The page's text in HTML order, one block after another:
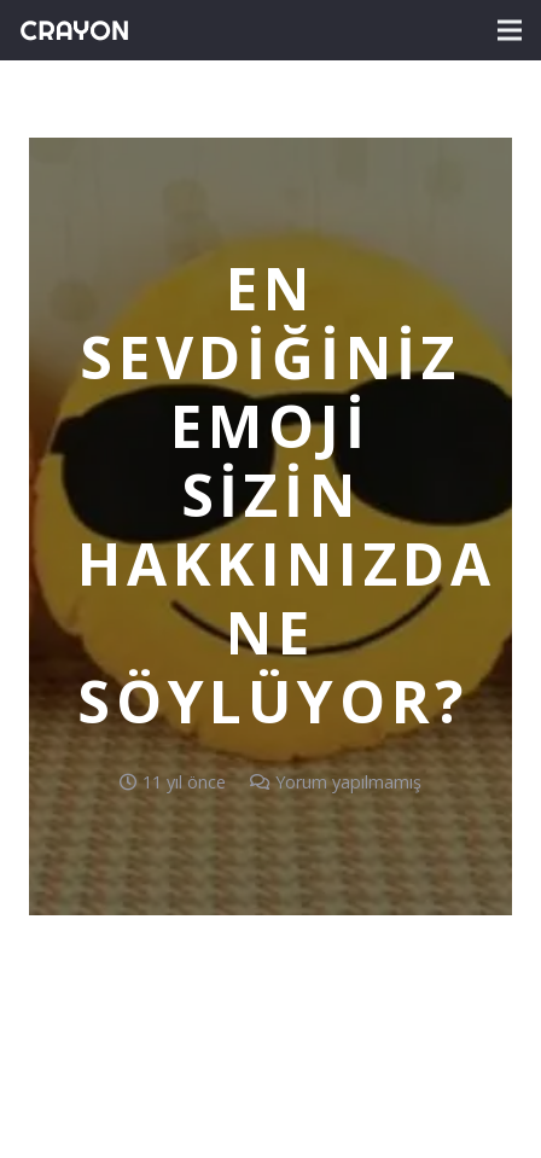
EN
SEVDIĞINIZ
EMOJI
SIZIN
HAKKINIZDA
NE
SÖYLÜYOR?
11 yıl önce Yorum yapılmamış